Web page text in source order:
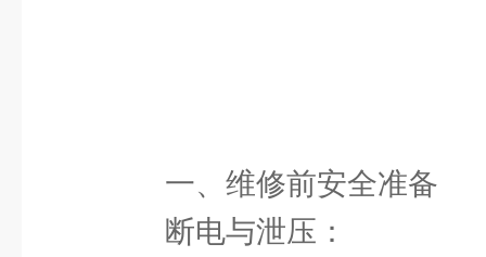
一、维修前安全准备
断电与泄压：